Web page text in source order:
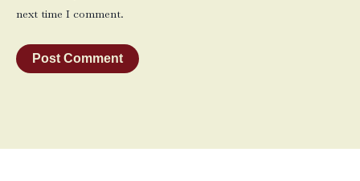
next time I comment.